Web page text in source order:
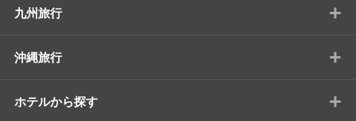
九州旅行 +
沖縄旅行 +
ホテルから探す +